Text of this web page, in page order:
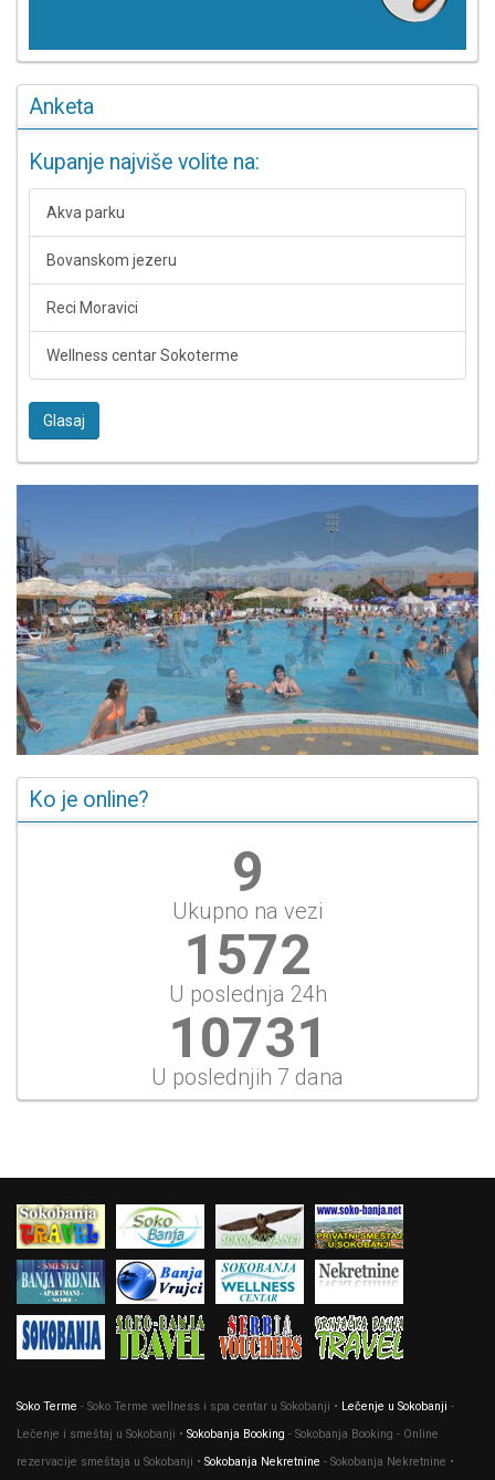
Anketa
Kupanje najviše volite na:
Akva parku
Bovanskom jezeru
Reci Moravici
Wellness centar Sokoterme
Glasaj
Ko je online?
10
Ukupno na vezi
1684
U poslednja 24h
11498
U poslednjih 7 dana
Soko Terme - Soko Terme wellness i spa centar u Sokobanji • Lečenje u Sokobanji -
Lečenje i smeštaj u Sokobanji • Sokobanja Booking - Sokobanja Booking - Online
rezervacije smeštaja u Sokobanji • Sokobanja Nekretnine - Sokobanja Nekretnine •